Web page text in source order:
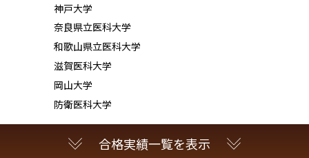
神戸大学
奈良県立医科大学
和歌山県立医科大学
滋賀医科大学
岡山大学
防衛医科大学
合格実績一覧を表示